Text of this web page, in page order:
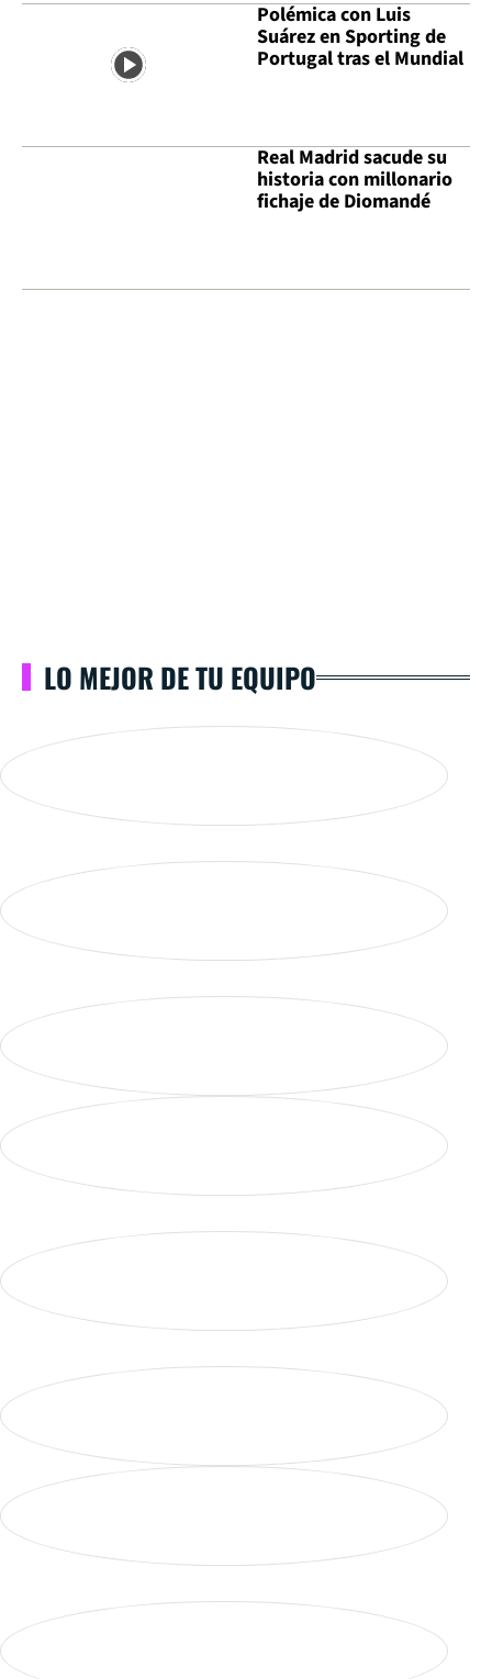
Polémica con Luis
Suárez en Sporting de
Portugal tras el Mundial
Real Madrid sacude su
historia con millonario
fichaje de Diomandé
LO MEJOR DE TU EQUIPO